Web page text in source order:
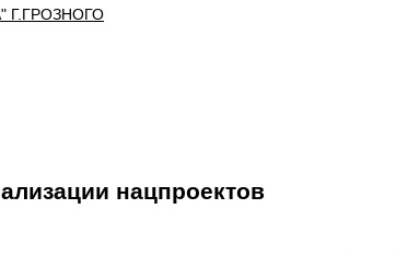
нацпроектов